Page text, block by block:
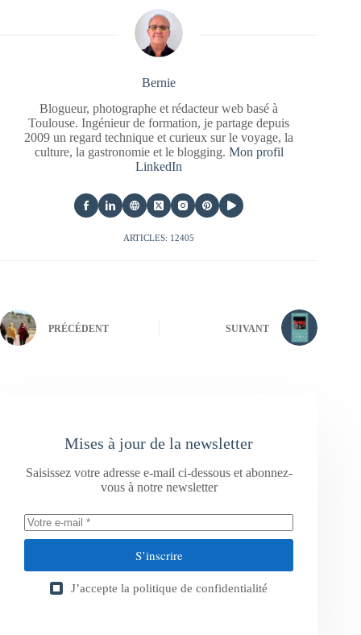
Bernie
Blogueur, photographe et rédacteur web basé à
Toulouse. Ingénieur de formation, je partage depuis
2009 un regard technique et curieux sur le voyage, la
culture, la gastronomie et le blogging. Mon profil
LinkedIn
ARTICLES: 12405
PRÉCÉDENT SUIVANT
Mises à jour de la newsletter
Saisissez votre adresse e-mail ci-dessous et abonnez-
vous à notre newsletter
S’inscrire
J’accepte la politique de confidentialité